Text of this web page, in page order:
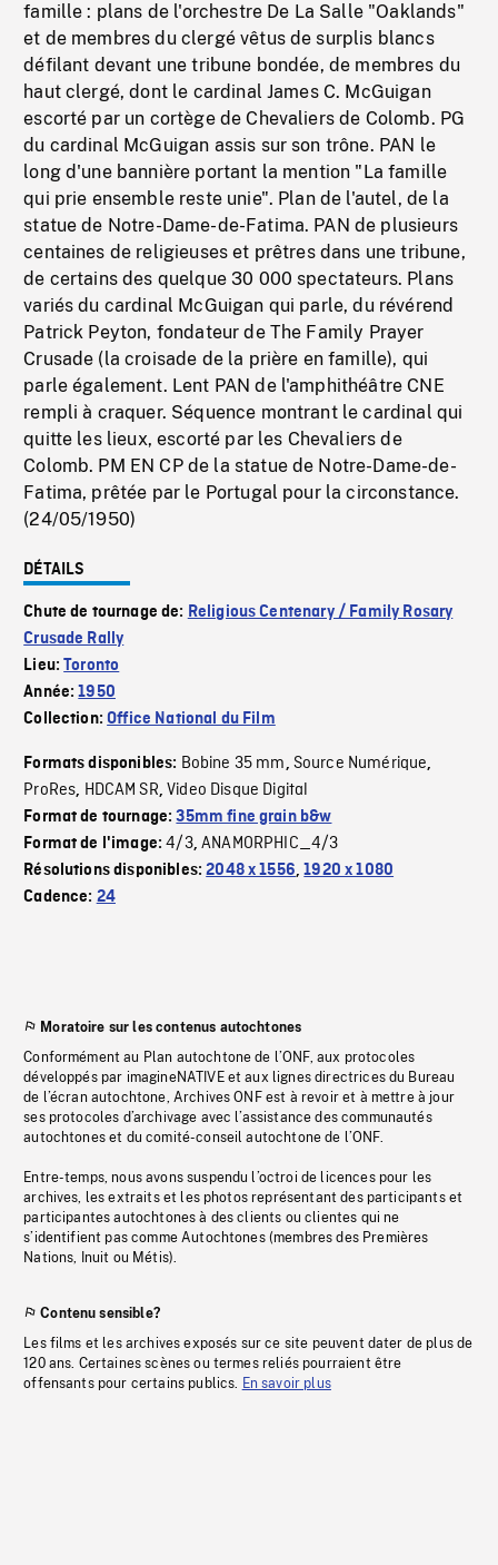
famille : plans de l'orchestre De La Salle "Oaklands"
et de membres du clergé vêtus de surplis blancs
défilant devant une tribune bondée, de membres du
haut clergé, dont le cardinal James C. McGuigan
escorté par un cortège de Chevaliers de Colomb. PG
du cardinal McGuigan assis sur son trône. PAN le
long d'une bannière portant la mention "La famille
qui prie ensemble reste unie". Plan de l'autel, de la
statue de Notre-Dame-de-Fatima. PAN de plusieurs
centaines de religieuses et prêtres dans une tribune,
de certains des quelque 30 000 spectateurs. Plans
variés du cardinal McGuigan qui parle, du révérend
Patrick Peyton, fondateur de The Family Prayer
Crusade (la croisade de la prière en famille), qui
parle également. Lent PAN de l'amphithéâtre CNE
rempli à craquer. Séquence montrant le cardinal qui
quitte les lieux, escorté par les Chevaliers de
Colomb. PM EN CP de la statue de Notre-Dame-de-
Fatima, prêtée par le Portugal pour la circonstance.
(24/05/1950)
DÉTAILS
Chute de tournage de: Religious Centenary / Family Rosary
Crusade Rally
Lieu:Toronto
Année:1950
Collection:Office National du Film
Formats disponibles: Bobine 35 mm, Source Numérique,
ProRes, HDCAM SR,Video Disque Digital
Format de tournage:35mm fine grain b&w
Format de l'image:4/3,ANAMORPHIC_4/3
Résolutions disponibles:2048 x 1556,1920 x 1080
Cadence: 24
Moratoire sur les contenus autochtones
Conformément au Plan autochtone de l’ONF, aux protocoles
développés par imagineNATIVE et aux lignes directrices du Bureau
de l’écran autochtone, Archives ONF est à revoir et à mettre à jour
ses protocoles d’archivage avec l’assistance des communautés
autochtones et du comité-conseil autochtone de l’ONF.
Entre-temps, nous avons suspendu l’octroi de licences pour les
archives, les extraits et les photos représentant des participants et
participantes autochtones à des clients ou clientes qui ne
s’identifient pas comme Autochtones (membres des Premières
Nations, Inuit ou Métis).
Contenu sensible?
Les films et les archives exposés sur ce site peuvent dater de plus de
120 ans. Certaines scènes ou termes reliés pourraient être
offensants pour certains publics. En savoir plus